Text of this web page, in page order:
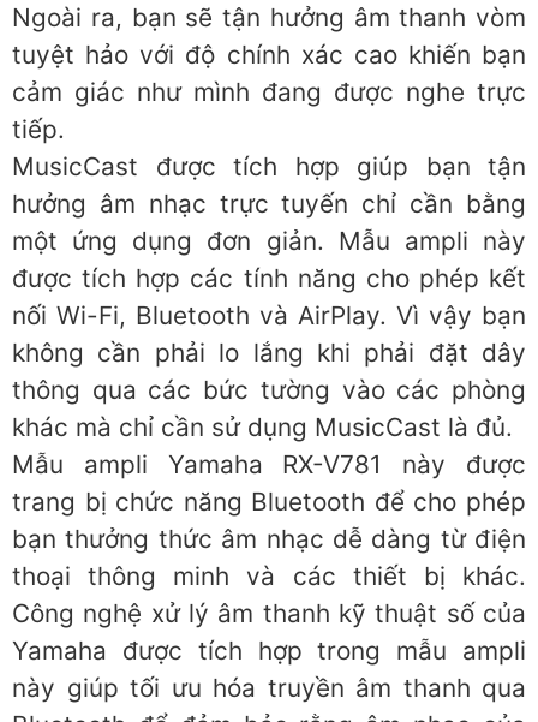
Ngoài ra, bạn sẽ tận hưởng âm thanh vòm
tuyệt hảo với độ chính xác cao khiến bạn
cảm giác như mình đang được nghe trực
tiếp.
MusicCast được tích hợp giúp bạn tận
hưởng âm nhạc trực tuyến chỉ cần bằng
một ứng dụng đơn giản. Mẫu ampli này
được tích hợp các tính năng cho phép kết
nối Wi-Fi, Bluetooth và AirPlay. Vì vậy bạn
không cần phải lo lắng khi phải đặt dây
thông qua các bức tường vào các phòng
khác mà chỉ cần sử dụng MusicCast là đủ.
Mẫu ampli Yamaha RX-V781 này được
trang bị chức năng Bluetooth để cho phép
bạn thưởng thức âm nhạc dễ dàng từ điện
thoại thông minh và các thiết bị khác.
Công nghệ xử lý âm thanh kỹ thuật số của
Yamaha được tích hợp trong mẫu ampli
này giúp tối ưu hóa truyền âm thanh qua